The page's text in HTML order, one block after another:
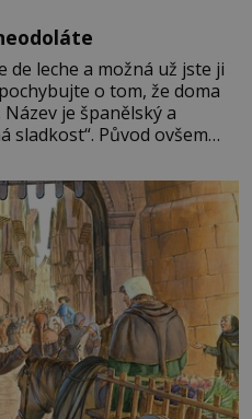
de leche a možná už jste ji
o tom, že doma
je španělský a
sladkost“. Původ ovšem
zemí a k tomu